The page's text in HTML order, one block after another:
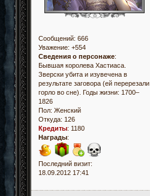
Сообщений: 666
Уважение: +554
Сведения о персонаже:
Бывшая королева Хастиаса.
Зверски убита и изувечена в
результате заговора (ей перерезали
горло во сне). Годы жизни: 1700–
1826
Пол: Женский
Откуда: 126
Кредиты: 1180
Награды:
Последний визит:
18.09.2012 17:41